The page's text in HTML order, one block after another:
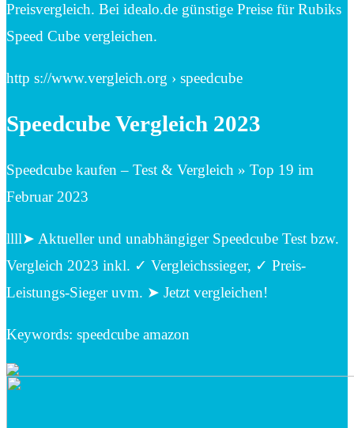
Preisvergleich. Bei idealo.de günstige Preise für Rubiks
Speed Cube vergleichen.
http s://www.vergleich.org › speedcube
Speedcube Vergleich 2023
Speedcube kaufen – Test & Vergleich » Top 19 im
Februar 2023
llll➤ Aktueller und unabhängiger Speedcube Test bzw.
Vergleich 2023 inkl. ✓ Vergleichssieger, ✓ Preis-
Leistungs-Sieger uvm. ➤ Jetzt vergleichen!
Keywords: speedcube amazon